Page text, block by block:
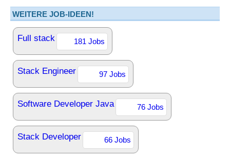
WEITERE JOB-IDEEN!
Full stack 181 Jobs
Stack Engineer 97 Jobs
Software Developer Java 76 Jobs
Stack Developer 66 Jobs